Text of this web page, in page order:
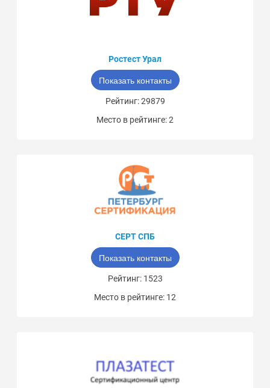
Ростест Урал
Показать контакты
Рейтинг: 29879
Место в рейтинге: 2
СЕРТ СПБ
Показать контакты
Рейтинг: 1523
Место в рейтинге: 12